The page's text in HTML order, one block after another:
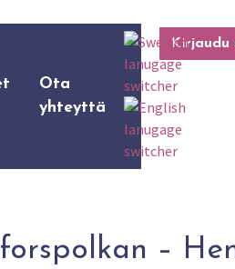
Kirjaudu
Ota
yhteyttä
–